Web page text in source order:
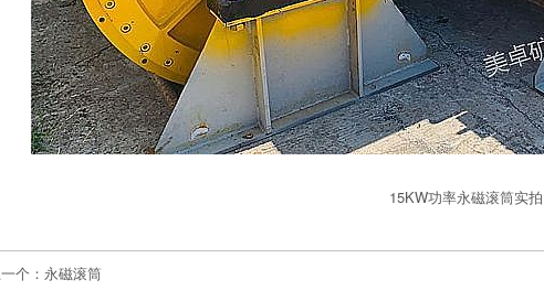
15KW功率永磁滚筒实
个： 永磁滚筒